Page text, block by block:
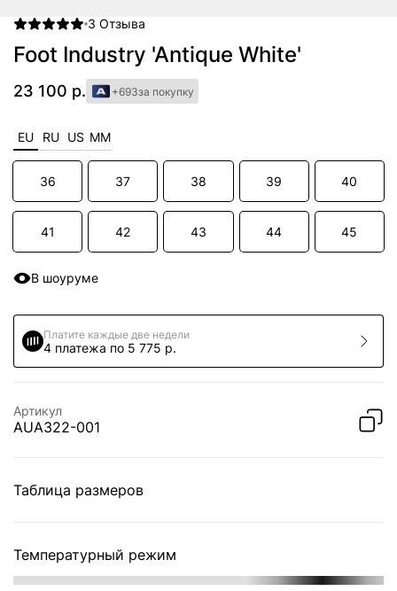
Item
3 Отзыва
Foot Industry 'Antique White'
23 100 р. +693за покупку
EU RU US MM
36 37 38 39 40
41 42 43 44 45
В шоуруме
Платите каждые две недели
4 платежа по 5 775 р.
Артикул
AUA322-001
Таблица размеров
Температурный режим